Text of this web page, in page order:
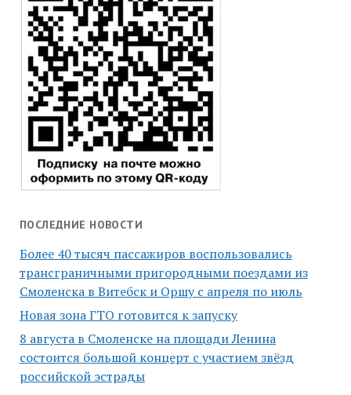
ПОСЛЕДНИЕ НОВОСТИ
Более 40 тысяч пассажиров воспользовались
трансграничными пригородными поездами из
Смоленска в Витебск и Оршу с апреля по июль
Новая зона ГТО готовится к запуску
8 августа в Смоленске на площади Ленина
состоится большой концерт с участием звёзд
российской эстрады